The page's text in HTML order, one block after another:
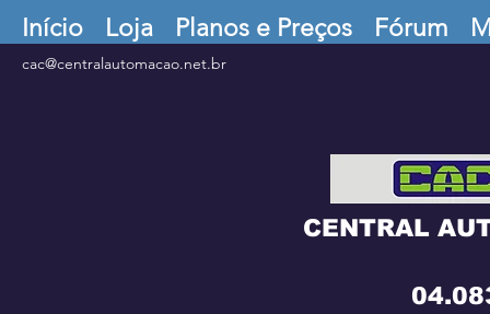
Início Loja Planos e Preços Fórum
cac@centralautomacao.net.br
CENTRAL